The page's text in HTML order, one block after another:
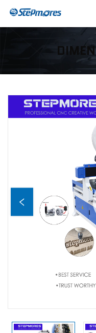
Chi Siamo
Acquista
Video